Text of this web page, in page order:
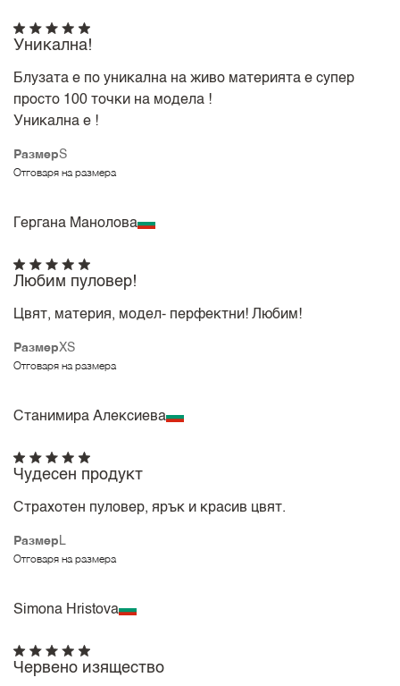
РазмерS
Отговаря на размера
Уникална!
Блузата е по уникална на живо материята е супер
просто 100 точки на модела !
Уникална е !
Гергана Манолова
РазмерXS
Отговаря на размера
Любим пуловер!
Цвят, материя, модел- перфектни! Любим!
Станимира Алексиева
Размер L
Отговаря на размера
Чудесен продукт
Страхотен пуловер, ярък и красив цвят.
Simona Hristova
Червено изящество